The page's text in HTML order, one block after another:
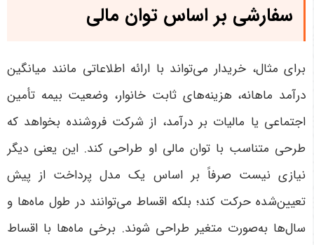
سفارشی بر اساس توان مالی
برای مثال، خریدار می‌تواند با ارائه اطلاعاتی مانند میانگین
درآمد ماهانه، هزینه‌های ثابت خانوار، وضعیت بیمه تأمین
اجتماعی یا مالیات بر درآمد، از شرکت فروشنده بخواهد که
طرحی متناسب با توان مالی او طراحی کند. این یعنی دیگر
نیازی نیست صرفاً بر اساس یک مدل پرداخت از پیش
تعیین‌شده حرکت کند؛ بلکه اقساط می‌توانند در طول ماه‌ها و
سال‌ها به‌صورت متغیر طراحی شوند. برخی ماه‌ها با اقساط